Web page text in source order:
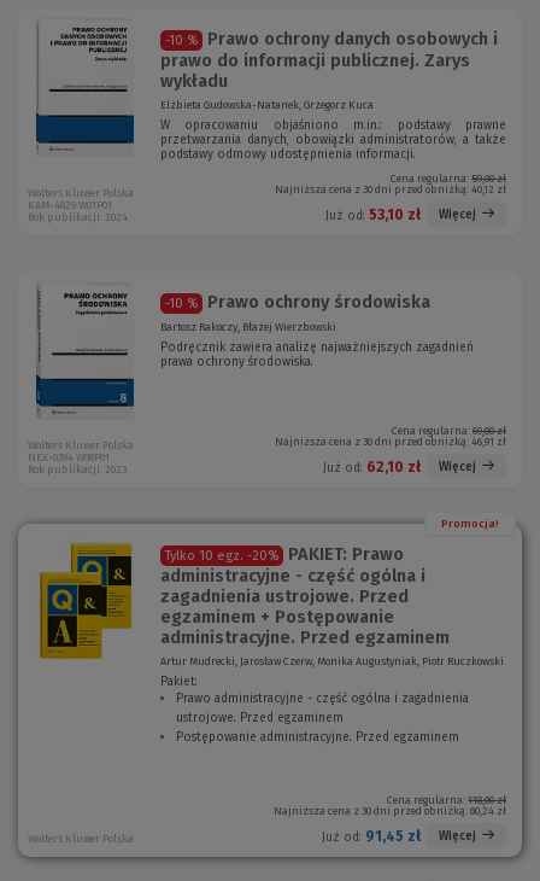
-10 %
Prawo ochrony danych osobowych i
prawo do informacji publicznej. Zarys
wykładu
Elżbieta Gudowska-Natanek, Grzegorz Kuca
W opracowaniu objaśniono m.in.: podstawy prawne
przetwarzania danych, obowiązki administratorów, a także
podstawy odmowy udostępnienia informacji.
Cena regularna: 59,00 zł
Najniższa cena z 30 dni przed obniżką: 40,12 zł
Już od: 53,10 zł Więcej
Wolters Kluwer Polska
KAM-4829 W01P01
Rok publikacji: 2024
-10 % Prawo ochrony środowiska
Bartosz Rakoczy, Błażej Wierzbowski
Podręcznik zawiera analizę najważniejszych zagadnień
prawa ochrony środowiska.
Cena regularna: 69,00 zł
Najniższa cena z 30 dni przed obniżką: 46,91 zł
Już od: 62,10 zł Więcej
Wolters Kluwer Polska
NEX-0394 W08P01
Rok publikacji: 2023
Promocja!
Tylko 10 egz. -20%
PAKIET: Prawo
administracyjne - część ogólna i
zagadnienia ustrojowe. Przed
egzaminem + Postępowanie
administracyjne. Przed egzaminem
Artur Mudrecki, Jarosław Czerw, Monika Augustyniak, Piotr Ruczkowski
Pakiet:
Prawo administracyjne - część ogólna i zagadnienia
ustrojowe. Przed egzaminem
N
o
k
Postępowanie administracyjne. Przed egzaminem
w
e
o
Cena regularna: 118,00 zł
Najniższa cena z 30 dni przed obniżką: 80,24 zł
Już od: 91,45 zł Więcej
Wolters Kluwer Polska